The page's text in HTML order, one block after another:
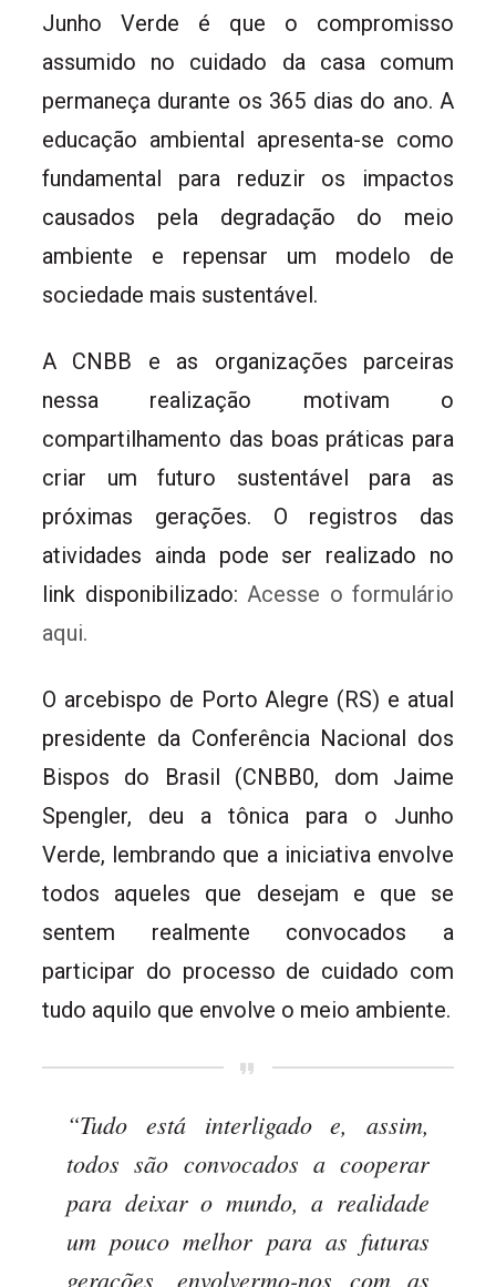
Junho Verde é que o compromisso
assumido no cuidado da casa comum
permaneça durante os 365 dias do ano. A
educação ambiental apresenta-se como
fundamental para reduzir os impactos
causados pela degradação do meio
ambiente e repensar um modelo de
sociedade mais sustentável.
A CNBB e as organizações parceiras
nessa realização motivam o
compartilhamento das boas práticas para
criar um futuro sustentável para as
próximas gerações. O registros das
atividades ainda pode ser realizado no
link disponibilizado: Acesse o formulário
aqui.
O arcebispo de Porto Alegre (RS) e atual
presidente da Conferência Nacional dos
Bispos do Brasil (CNBB0, dom Jaime
Spengler, deu a tônica para o Junho
Verde, lembrando que a iniciativa envolve
todos aqueles que desejam e que se
sentem realmente convocados a
participar do processo de cuidado com
tudo aquilo que envolve o meio ambiente.
“Tudo está interligado e, assim,
todos são convocados a cooperar
para deixar o mundo, a realidade
um pouco melhor para as futuras
gerações, envolvermo-nos com as